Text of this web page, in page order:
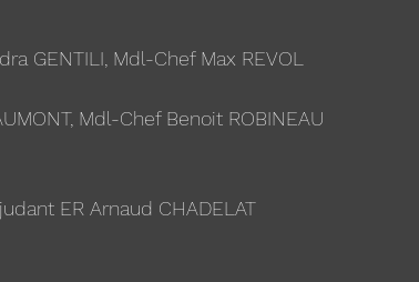
GENTILI, Mdl-Chef Max REVOL
Mdl-Chef Benoit ROBINEAU
ER Arnaud CHADELAT